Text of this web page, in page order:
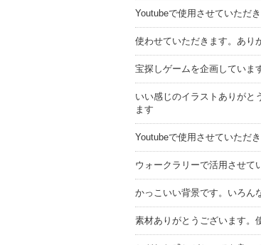
Youtubeで使用させていただ
使わせていただきます。あり
宝探しゲームを企画していま
いい感じのイラストありがと
ます
Youtubeで使用させていただ
ウォークラリーで活用させて
かっこいい背景です。いろん
素材ありがとうございます。